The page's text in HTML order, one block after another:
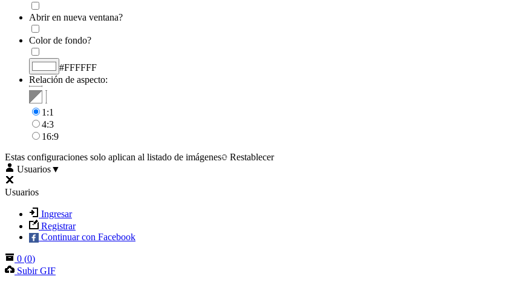
Abrir en nueva ventana?
Color de fondo?
#FFFFFF
Relación de aspecto:
1:1
4:3
16:9
Estas configuraciones solo aplican al listado de imágenes
Restablecer
Usuarios▼
Usuarios
Ingresar
Registrar
Continuar con Facebook
0 (0)
Subir GIF